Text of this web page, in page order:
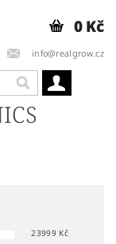
info@realgrow.cz
0 Kč
23999Kč